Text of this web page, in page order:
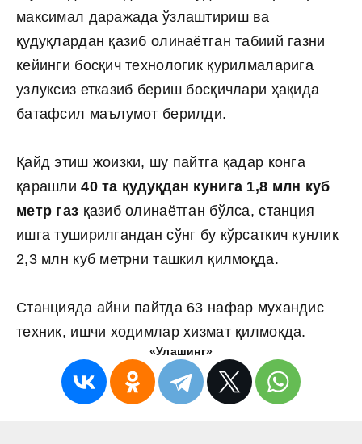
максимал даражада ўзлаштириш ва
қудуқлардан қазиб олинаётган табиий газни
кейинги босқич технологик қурилмаларига
узлуксиз етказиб бериш босқичлари ҳақида
батафсил маълумот берилди.
Қайд этиш жоизки, шу пайтга қадар конга
қарашли40 та қудуқдан кунига 1,8 млн куб
метр газ қазиб олинаётган бўлса, станция
ишга туширилгандан сўнг бу кўрсаткич кунлик
2,3 млн куб метрни ташкил қилмоқда.
Станцияда айни пайтда 63 нафар мухандис
техник, ишчи ходимлар хизмат қилмокда.
«Улашинг»